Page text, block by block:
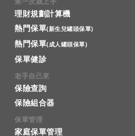
理財規劃計算機
熱門保單(新生兒罐頭保單)
熱門保單(成人罐頭保單)
保單健診
老手自己來
保險查詢
保險組合器
保單管理
家庭保單管理